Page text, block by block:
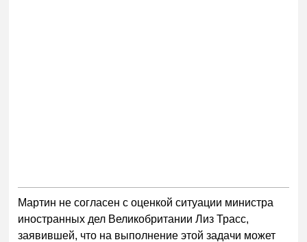
Мартин не согласен с оценкой ситуации министра
иностранных дел Великобритании Лиз Трасс,
заявившей, что на выполнение этой задачи может